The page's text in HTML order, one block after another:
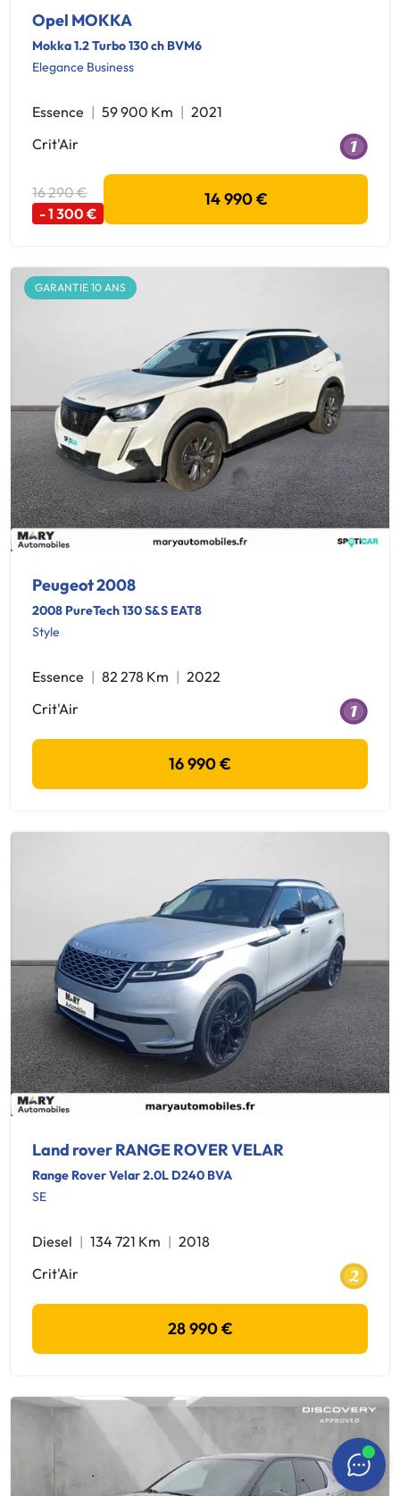
Opel MOKKA
Mokka 1.2 Turbo 130 ch BVM6
Elegance Business
Essence 59 900 Km
2021
Crit'Air
16 290 €
- 1 300 €
14 990 €
GARANTIE 10 ANS
Peugeot 2008
2008 PureTech 130 S&S EAT8
Style
Essence 82 278 Km
2022
Crit'Air
16 990 €
Land rover RANGE ROVER VELAR
Range Rover Velar 2.0L D240 BVA
SE
Diesel 134 721 Km
2018
Crit'Air
28 990 €